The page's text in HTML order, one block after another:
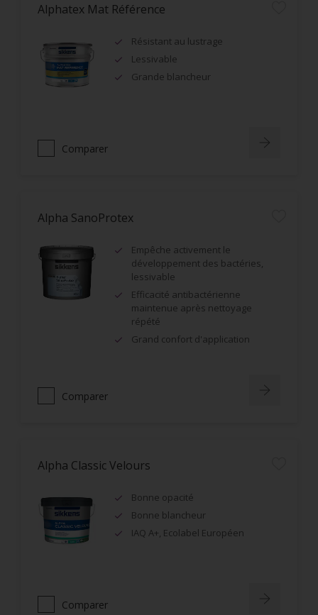
Alphatex Mat Référence
Résistant au lustrage
Lessivable
Grande blancheur
Comparer
Alpha SanoProtex
Empêche activement le
développement des bactéries,
lessivable
Efficacité antibactérienne
maintenue après nettoyage
répété
Grand confort d'application
Comparer
Alpha Classic Velours
Bonne opacité
Bonne blancheur
IAQ A+, Ecolabel Européen
Comparer